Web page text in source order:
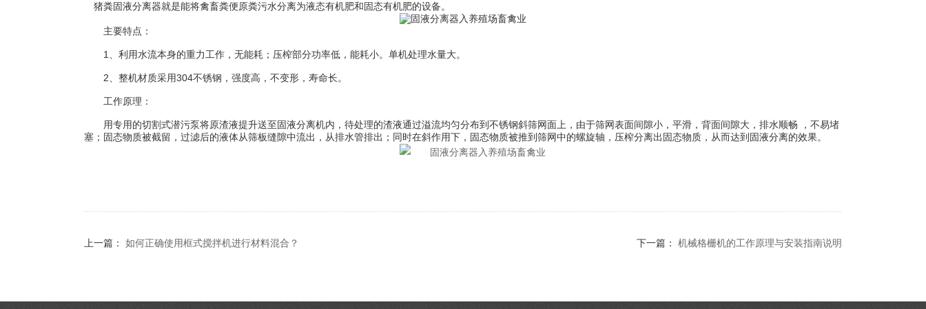
猪粪固液分离器就是能将禽畜粪便原粪污水分离为液态有机肥和固态有机肥的设备。
主要特点：
1、利用水流本身的重力工作，无能耗；压榨部分功率低，能耗小。单机处理水量大。
2、整机材质采用304不锈钢，强度高，不变形，寿命长。
工作原理：
用专用的切割式潜污泵将原渣液提升送至固液分离机内，待处理的渣液通过溢流均匀分布到不锈钢斜筛网面上，由于筛网表面间隙小，平滑，背面间隙大，排水顺畅 ，不易堵
塞；固态物质被截留，过滤后的液体从筛板缝隙中流出，从排水管排出；同时在斜作用下，固态物质被推到筛网中的螺旋轴，压榨分离出固态物质，从而达到固液分离的效果。
上一篇： 如何正确使用框式搅拌机进行材料混合？ 下一篇： 机械格栅机的工作原理与安装指南说明